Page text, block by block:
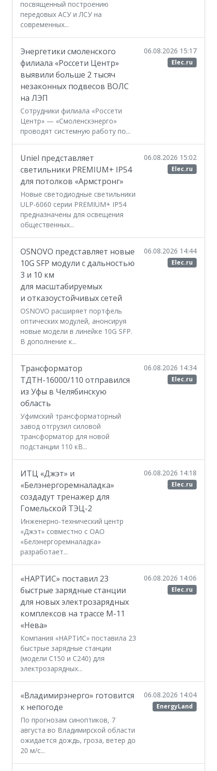
посвященный построению
передовых АСУ и ЛСУ на
современных...
Энергетики смоленского
филиала «Россети Центр»
выявили больше 2 тысяч
незаконных подвесов ВОЛС
на ЛЭП
Сотрудники филиала «Россети
Центр» — «Смоленскэнерго»
проводят системную работу по...
06.08.2026 15:17
Elec.ru
Uniel представляет
светильники PREMIUM+ IP54
для потолков «Армстронг»
Новые светодиодные светильники
ULP-6060 серии PREMIUM+ IP54
предназначены для освещения
общественных...
06.08.2026 15:02
Elec.ru
OSNOVO представляет новые
10G SFP модули с дальностью
3 и 10 км
для масштабируемых
и отказоустойчивых сетей
OSNOVO расширяет портфель
оптических модулей, анонсируя
новые модели в линейке 10G SFP.
В дополнение к...
06.08.2026 14:44
Elec.ru
Трансформатор
ТДТН-16000/110 отправился
из Уфы в Челябинскую
область
Уфимский трансформаторный
завод отгрузил силовой
трансформатор для новой
подстанции 110 кВ...
06.08.2026 14:34
Elec.ru
ИТЦ «Джэт» и
«Белэнергоремналадка»
создадут тренажер для
Гомельской ТЭЦ-2
Инженерно-технический центр
«Джэт» совместно с ОАО
«Белэнергоремналадка»
разработает...
06.08.2026 14:18
Elec.ru
«НАРТИС» поставил 23
быстрые зарядные станции
для новых электрозарядных
комплексов на трассе М-11
«Нева»
Компания «НАРТИС» поставила 23
быстрые зарядные станции
(модели С150 и С240) для
электрозарядных...
06.08.2026 14:06
Elec.ru
«Владимирэнерго» готовится
к непогоде
По прогнозам синоптиков, 7
августа во Владимирской области
ожидается дождь, гроза, ветер до
20 м/с...
06.08.2026 14:04
EnergyLand